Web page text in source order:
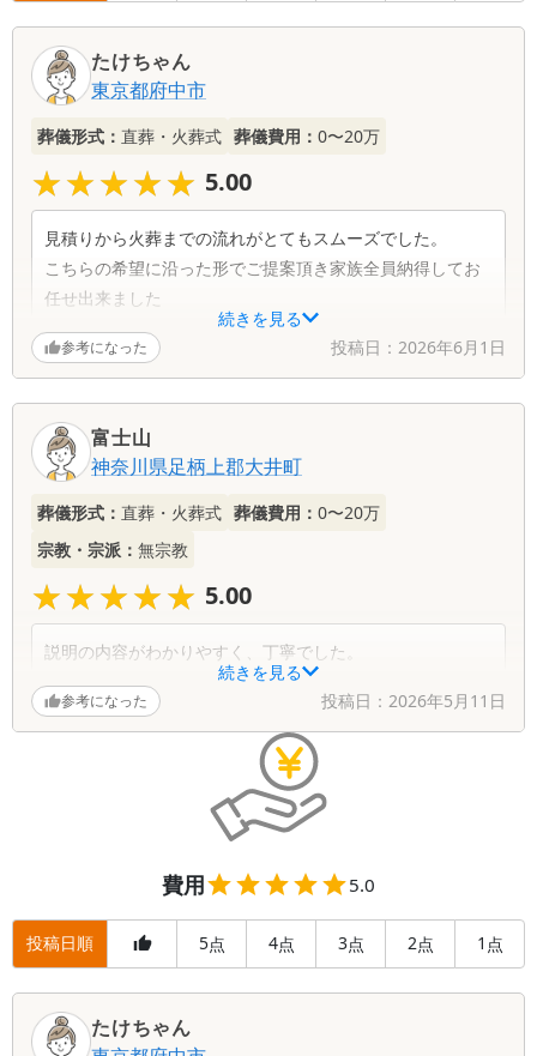
続きを見る
たけちゃん
東京都府中市
葬儀形式： 直葬・火葬式 葬儀費用： 0〜20万
★★★★★
★★★★★ 5.00
見積りから火葬までの流れがとてもスムーズでした。
こちらの希望に沿った形でご提案頂き家族全員納得してお
任せ出来ました
参考になった 投稿日： 2026年6月1日
続きを見る
富士山
神奈川県足柄上郡大井町
葬儀形式： 直葬・火葬式 葬儀費用： 0〜20万
宗教・宗派： 無宗教
★★★★★
★★★★★ 5.00
説明の内容がわかりやすく、丁寧でした。
参考になった 投稿日： 2026年5月11日
費用 5.0
投稿日順 5点 4点 3点 2点 1 点
たけちゃん